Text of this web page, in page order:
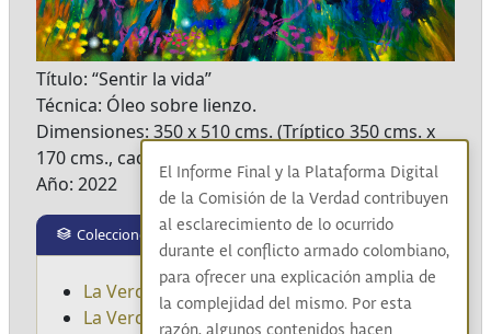
Título: “Sentir la vida”
Técnica: Óleo sobre lienzo.
Dimensiones: 350 x 510 cms. (Tríptico 350 cms. x
170 cms., cada panel)
Año: 2022
Colecciones
La Verdad del Pueblo Indígena
La Verdad del Pueblo Negro
El Informe Final y la Plataforma Digital
de la Comisión de la Verdad contribuyen
al esclarecimiento de lo ocurrido
durante el conflicto armado colombiano,
para ofrecer una explicación amplia de
la complejidad del mismo. Por esta